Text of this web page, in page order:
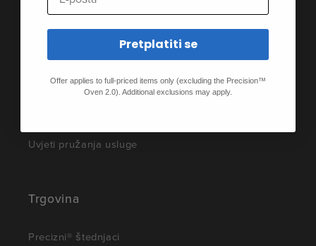
Kontakt Anova Culinary
Objave proizvoda
Uvjeti pružanja usluge
Trgovina
Precizni® štednjaci
Pretplatiti se
Offer applies to full-priced items only (excluding the Precision™
Oven 2.0). Additional exclusions may apply.